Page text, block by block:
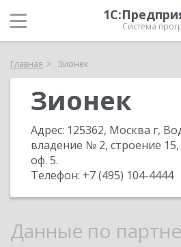
Система
Главная Зионек
Зионек
Адрес: 125362, Москва г,
владение № 2, строение 15,
оф. 5.
Телефон: +7 (495) 104-4444
Данные по